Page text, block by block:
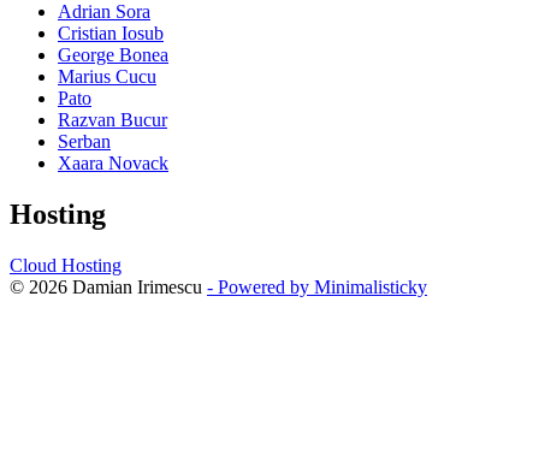
Adrian Sora
Cristian Iosub
George Bonea
Marius Cucu
Pato
Razvan Bucur
Serban
Xaara Novack
Hosting
Cloud Hosting
© 2026 Damian Irimescu - Powered by Minimalisticky